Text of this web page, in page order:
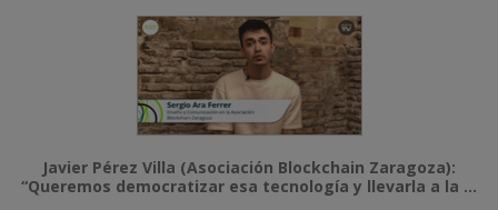
Javier Pérez Villa (Asociación Blockchain Zaragoza):
“Queremos democratizar esa tecnología y llevarla a la ...